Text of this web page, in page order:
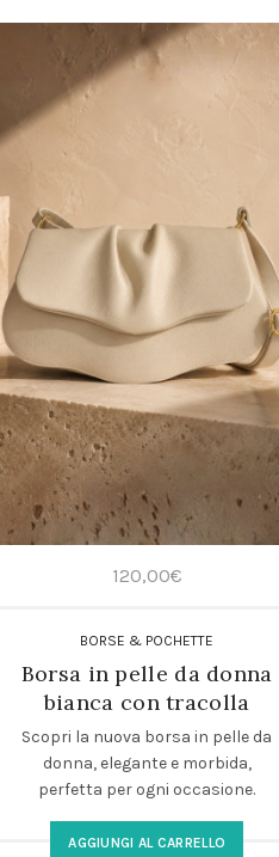
120,00€
BORSE & POCHETTE
Borsa in pelle da donna
bianca con tracolla
regolabile
Scopri la nuova borsa in pelle da
donna, elegante e morbida,
perfetta per ogni occasione.
bianco ottico, con tracolla
AGGIUNGI AL CARRELLO